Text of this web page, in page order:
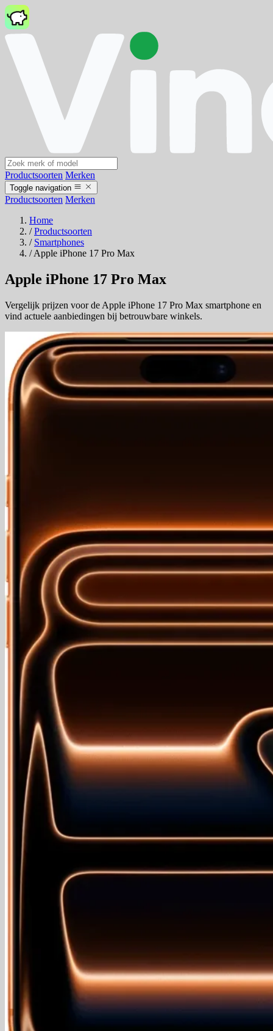
Productsoorten Merken
Toggle navigation
Productsoorten Merken
Home
/ Productsoorten
/ Smartphones
/ Apple iPhone 17 Pro Max
Apple iPhone 17 Pro Max
Vergelijk prijzen voor de Apple iPhone 17 Pro Max smartphone en
vind actuele aanbiedingen bij betrouwbare winkels.